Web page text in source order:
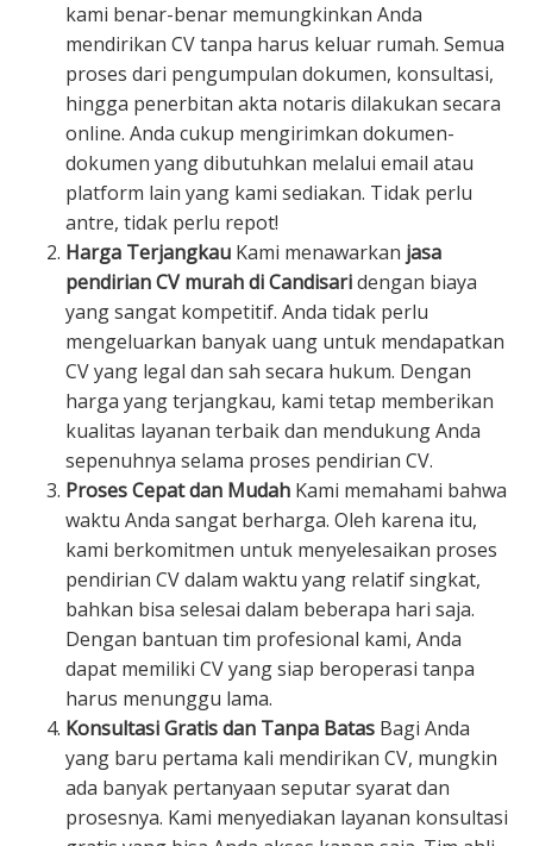
kami benar-benar memungkinkan Anda
mendirikan CV tanpa harus keluar rumah. Semua
proses dari pengumpulan dokumen, konsultasi,
hingga penerbitan akta notaris dilakukan secara
online. Anda cukup mengirimkan dokumen-
dokumen yang dibutuhkan melalui email atau
platform lain yang kami sediakan. Tidak perlu
antre, tidak perlu repot!
Harga Terjangkau Kami menawarkan jasa
pendirian CV murah di Candisaridengan biaya
yang sangat kompetitif. Anda tidak perlu
mengeluarkan banyak uang untuk mendapatkan
CV yang legal dan sah secara hukum. Dengan
harga yang terjangkau, kami tetap memberikan
kualitas layanan terbaik dan mendukung Anda
sepenuhnya selama proses pendirian CV.
Proses Cepat dan Mudah Kami memahami bahwa
waktu Anda sangat berharga. Oleh karena itu,
kami berkomitmen untuk menyelesaikan proses
pendirian CV dalam waktu yang relatif singkat,
bahkan bisa selesai dalam beberapa hari saja.
Dengan bantuan tim profesional kami, Anda
dapat memiliki CV yang siap beroperasi tanpa
harus menunggu lama.
Konsultasi Gratis dan Tanpa Batas Bagi Anda
yang baru pertama kali mendirikan CV, mungkin
ada banyak pertanyaan seputar syarat dan
prosesnya. Kami menyediakan layanan konsultasi